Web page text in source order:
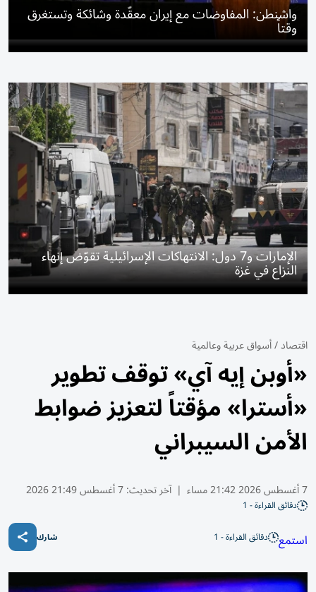
واشنطن: المفاوضات مع إيران معقّدة وشائكة وتستغرق
وقتاً
الإمارات و7 دول: الانتهاكات الإسرائيلية تقوّض إنهاء
النزاع في غزة
اقتصاد/أسواق عربية وعالمية
«أوبن إيه آي» توقف تطوير
«أسترا» مؤقتاً لتعزيز ضوابط
الأمن السيبراني
7 أغسطس 2026 21:42 مساء | آخر تحديث:7 أغسطس 21:49 2026
دقائق القراءة - 1
استمع دقائق القراءة - 1 شارك